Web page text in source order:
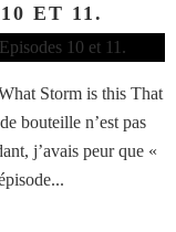
ET 11.
Storm is this That
bouteille n’est pas
j’avais peur que «